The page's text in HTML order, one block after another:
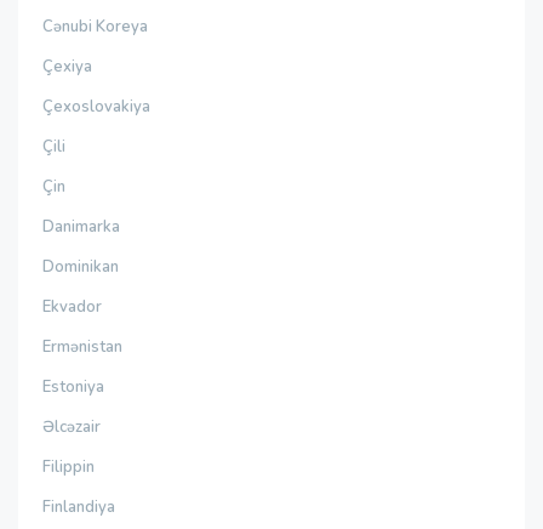
Cənubi Koreya
Çexiya
Çexoslovakiya
Çili
Çin
Danimarka
Dominikan
Ekvador
Ermənistan
Estoniya
Əlcəzair
Filippin
Finlandiya